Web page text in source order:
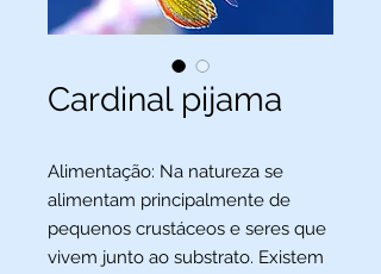
Cardinal pijama
Alimentação: Na natureza se
alimentam principalmente de
pequenos crustáceos e seres que
vivem junto ao substrato. Existem